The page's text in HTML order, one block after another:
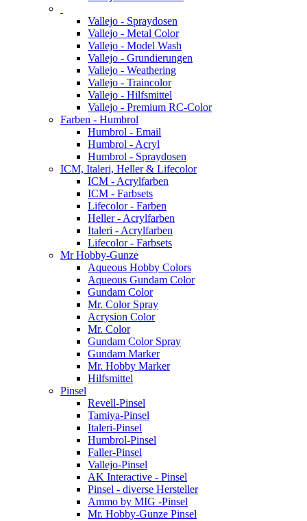
Vallejo - Spraydosen
Vallejo - Metal Color
Vallejo - Model Wash
Vallejo - Grundierungen
Vallejo - Weathering
Vallejo - Traincolor
Vallejo - Hilfsmittel
Vallejo - Premium RC-Color
Farben - Humbrol
Humbrol - Email
Humbrol - Acryl
Humbrol - Spraydosen
ICM, Italeri, Heller & Lifecolor
ICM - Acrylfarben
ICM - Farbsets
Lifecolor - Farben
Heller - Acrylfarben
Italeri - Acrylfarben
Lifecolor - Farbsets
Mr Hobby-Gunze
Aqueous Hobby Colors
Aqueous Gundam Color
Gundam Color
Mr. Color Spray
Acrysion Color
Mr. Color
Gundam Color Spray
Gundam Marker
Mr. Hobby Marker
Hilfsmittel
Pinsel
Revell-Pinsel
Tamiya-Pinsel
Italeri-Pinsel
Humbrol-Pinsel
Faller-Pinsel
Vallejo-Pinsel
AK Interactive - Pinsel
Pinsel - diverse Hersteller
Ammo by MIG -Pinsel
Mr. Hobby-Gunze Pinsel